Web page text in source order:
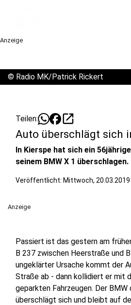
Anzeige
© Radio MK/Patrick Rickert
Teilen: open_in_new
Auto überschlägt sich
In Kierspe hat sich ein
seinem BMW X 1 überschlagen.
Veröffentlicht: Mittwoch, 20.03.2019
Anzeige
Passiert ist das gestern am
B 237 zwischen Heerstraße und
ungeklärter Ursache kommt der
Straße ab - dann kollidiert er mit
geparkten Fahrzeugen. Der BMW
überschlägt sich und bleibt auf